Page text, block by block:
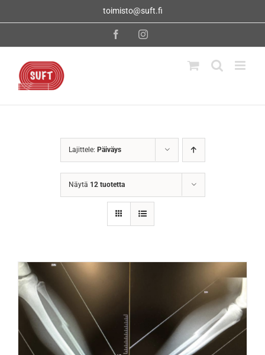
toimisto@suft.fi
FacebookInstagram
Lajittele: Päiväys
Näytä 12 tuotetta